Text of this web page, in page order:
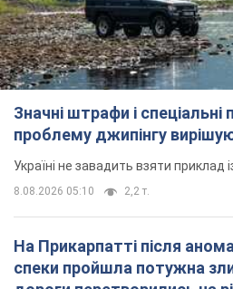
8.08.2026 05:10 2,2 т.
На Прикарпатті після
спеки пройшла потужна
дороги перетворились на
Відео
Негода накрила Івано-Франківщину
за газ через покази
лічильника: суддя ухвалив